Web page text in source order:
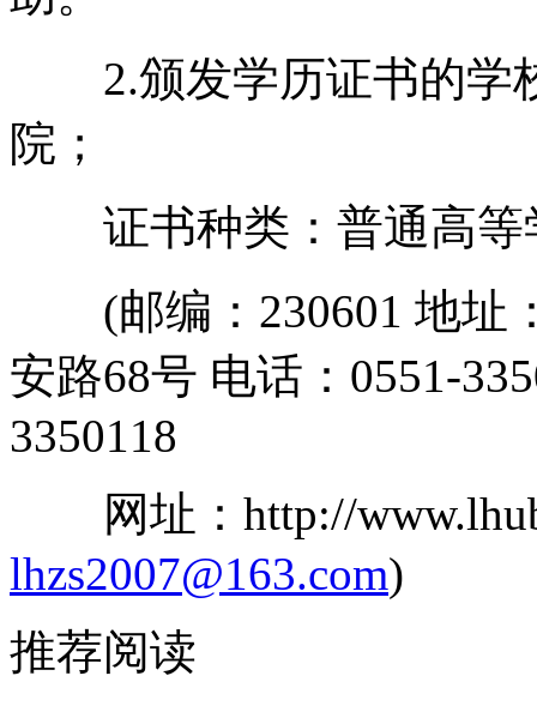
2.颁发学历证书的学
院；
证书种类：普通高等
(邮编：230601 地址
安路68号 电话：0551-
3350118
网址：http://
lhzs2007@163.com)
推荐阅读